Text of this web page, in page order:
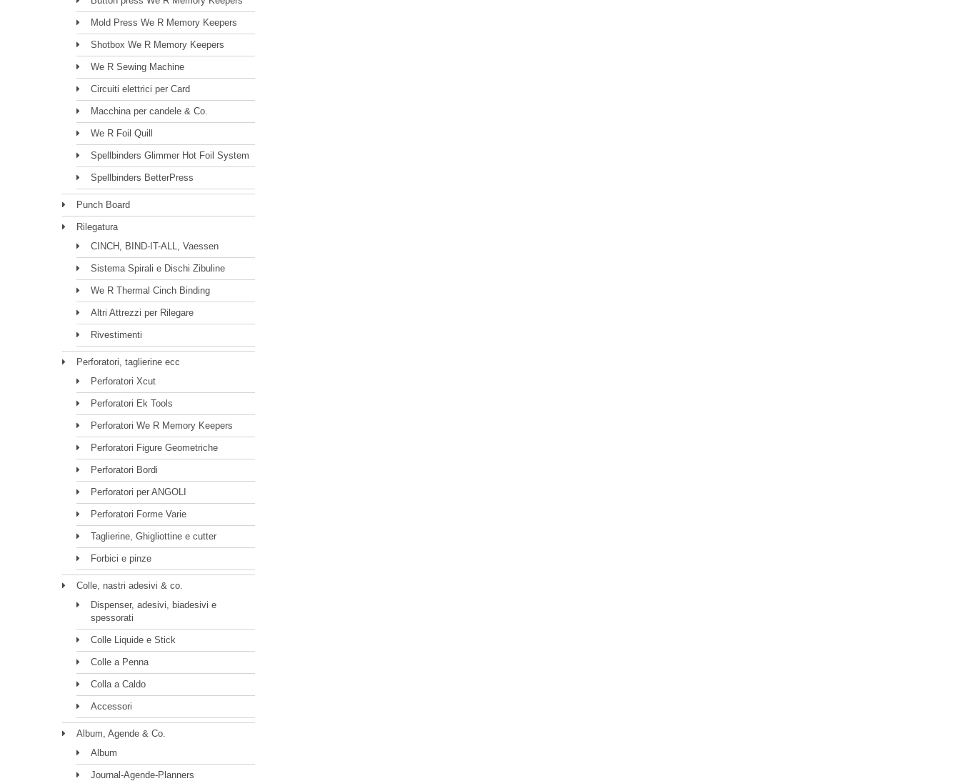
Mold Press We R Memory Keepers
Shotbox We R Memory Keepers
We R Sewing Machine
Circuiti elettrici per Card
Macchina per candele & Co.
We R Foil Quill
Spellbinders Glimmer Hot Foil System
Spellbinders BetterPress
Punch Board
Rilegatura
CINCH, BIND-IT-ALL, Vaessen
Sistema Spirali e Dischi Zibuline
We R Thermal Cinch Binding
Altri Attrezzi per Rilegare
Rivestimenti
Perforatori, taglierine ecc
Perforatori Xcut
Perforatori Ek Tools
Perforatori We R Memory Keepers
Perforatori Figure Geometriche
Perforatori Bordi
Perforatori per ANGOLI
Perforatori Forme Varie
Taglierine, Ghigliottine e cutter
Forbici e pinze
Colle, nastri adesivi & co.
Dispenser, adesivi, biadesivi e
spessorati
Colle Liquide e Stick
Colle a Penna
Colla a Caldo
Accessori
Album, Agende & Co.
Album
Journal-Agende-Planners